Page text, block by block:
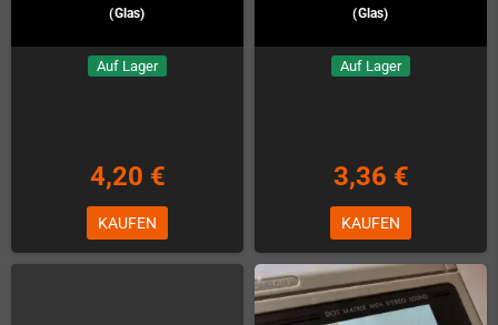
(Glas)
Auf Lager
4,20 €
KAUFEN
(Glas)
Auf Lager
3,36 €
KAUFEN